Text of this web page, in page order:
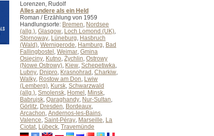
Lorenzen, Rudolf
Alles andere als ein Held
Roman / Erzählung von 1959
Handlungsorte: Bremen, Nordsee
(allg.), Glasgow, Loch Lomond (UK),
Stornoway, Lüneburg, Hasbruch
(Wald), Wernigerode, Hamburg, Bad
Fallingbostel , Weimar, Gmina
Osięciny, Kutno, Żychlin, Ostrowy
(Nowe Ostrowy), Kiew, Schepetiwka,
Lubny, Dnipro, Krasnohrad , Charkiw,
Walky, Rostow am Don, Lwiw
(Lemberg), Kursk, Schwarzwald
(allg.), Smolensk, Homel , Minsk,
Babrujsk, Qaraghandy, Nur-Sultan,
Görlitz, Dresden, Bordeaux,
Arcachon, Andernos-les-Bains,
Valence, Saint-Péray, Marseille, La
Ciotat, Lübeck, Travemünde